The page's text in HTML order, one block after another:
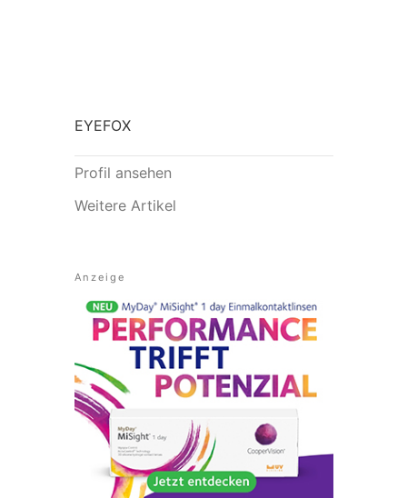
EYEFOX
Profil ansehen
Weitere Artikel